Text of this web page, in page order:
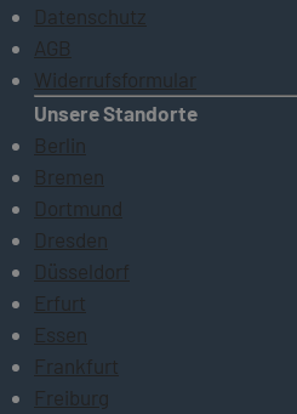
Datenschutz
AGB
Widerrufsformular
Unsere Standorte
Berlin
Bremen
Dortmund
Dresden
Düsseldorf
Erfurt
Essen
Frankfurt
Freiburg